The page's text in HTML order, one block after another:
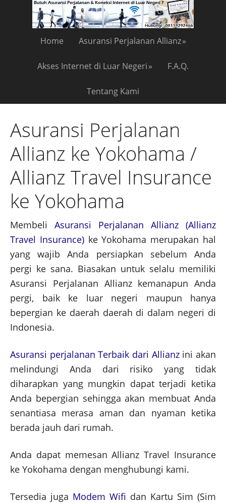
Home Asuransi Perjalanan Allianz
Akses Internet di Luar Negeri F.A.Q.
Tentang Kami
Asuransi Perjalanan
Allianz ke Yokohama /
Allianz Travel Insurance
ke Yokohama
Membeli Asuransi Perjalanan Allianz (Allianz
Travel Insurance)ke Yokohama merupakan hal
yang wajib Anda persiapkan sebelum Anda
pergi ke sana. Biasakan untuk selalu memiliki
Asuransi Perjalanan Allianz kemanapun Anda
pergi, baik ke luar negeri maupun hanya
bepergian ke daerah daerah di dalam negeri di
Indonesia.
Asuransi perjalanan Terbaik dari Allianzini akan
melindungi Anda dari risiko yang tidak
diharapkan yang mungkin dapat terjadi ketika
Anda bepergian sehingga akan membuat Anda
senantiasa merasa aman dan nyaman ketika
berada jauh dari rumah.
Anda dapat memesan Allianz Travel Insurance
ke Yokohama dengan menghubungi kami.
Tersedia juga Modem Wifi dan Kartu Sim (Sim